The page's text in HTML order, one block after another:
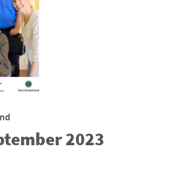
2023